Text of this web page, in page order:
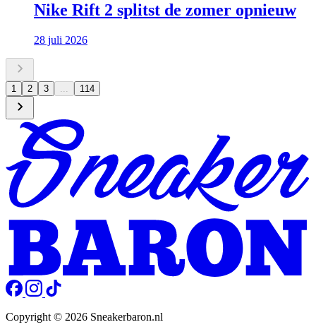
Nike Rift 2 splitst de zomer opnieuw
28 juli 2026
1 2 3 ... 114
Copyright © 2026 Sneakerbaron.nl